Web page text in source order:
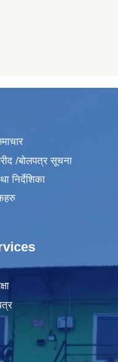
/बोलपत्र सूचना
निर्देशिका